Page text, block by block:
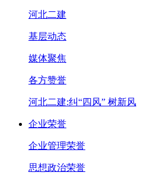
河北二建
基层动态
媒体聚焦
各方赞誉
河北二建:纠“四风” 树新风
企业荣誉
企业管理荣誉
思想政治荣誉